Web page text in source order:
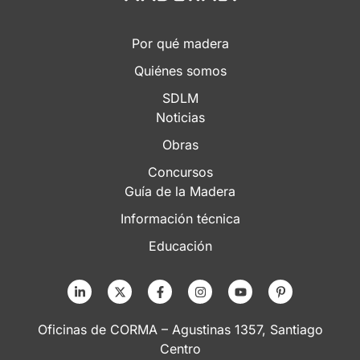
Por qué madera
Quiénes somos
SDLM
Noticias
Obras
Concursos
Guía de la Madera
Información técnica
Educación
Oficinas de CORMA – Agustinas 1357, Santiago
Centro